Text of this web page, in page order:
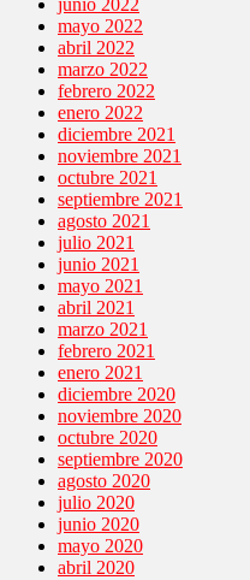
junio 2022
mayo 2022
abril 2022
marzo 2022
febrero 2022
enero 2022
diciembre 2021
noviembre 2021
octubre 2021
septiembre 2021
agosto 2021
julio 2021
junio 2021
mayo 2021
abril 2021
marzo 2021
febrero 2021
enero 2021
diciembre 2020
noviembre 2020
octubre 2020
septiembre 2020
agosto 2020
julio 2020
junio 2020
mayo 2020
abril 2020